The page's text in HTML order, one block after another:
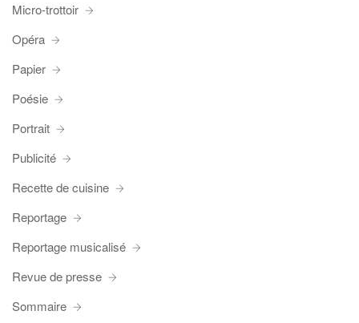
Micro-trottoir
Opéra
Papier
Poésie
Portrait
Publicité
Recette de cuisine
Reportage
Reportage musicalisé
Revue de presse
Sommaire